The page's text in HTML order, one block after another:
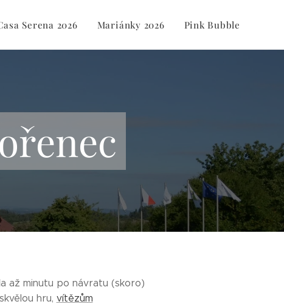
Serena 2026 Mariánky 2026 Pink Bubble
až minutu po návratu (skoro)
hru, vítězům